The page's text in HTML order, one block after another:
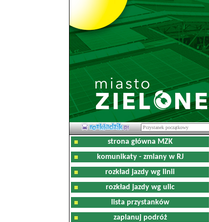
strona główna MZK
komunikaty - zmiany w RJ
rozkład jazdy wg linii
rozkład jazdy wg ulic
lista przystanków
zaplanuj podróż